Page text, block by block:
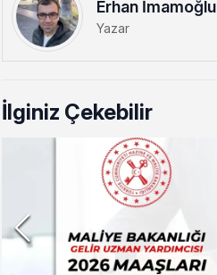
Erhan İmamoğlu
Yazar
İlginiz Çekebilir